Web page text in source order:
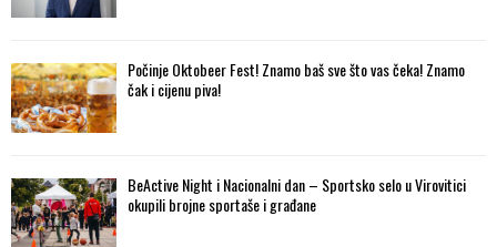
Počinje Oktobeer Fest! Znamo baš sve što vas čeka! Znamo
čak i cijenu piva!
BeActive Night i Nacionalni dan – Sportsko selo u Virovitici
okupili brojne sportaše i građane